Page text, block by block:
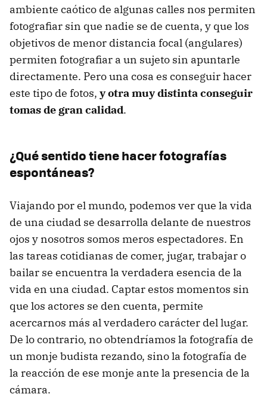
ambiente caótico de algunas calles nos permiten
fotografiar sin que nadie se de cuenta, y que los
objetivos de menor distancia focal (angulares)
permiten fotografiar a un sujeto sin apuntarle
directamente. Pero una cosa es conseguir hacer
este tipo de fotos, y otra muy distinta conseguir
tomas de gran calidad.
¿Qué sentido tiene hacer fotografías
espontáneas?
Viajando por el mundo, podemos ver que la vida
de una ciudad se desarrolla delante de nuestros
ojos y nosotros somos meros espectadores. En
las tareas cotidianas de comer, jugar, trabajar o
bailar se encuentra la verdadera esencia de la
vida en una ciudad. Captar estos momentos sin
que los actores se den cuenta, permite
acercarnos más al verdadero carácter del lugar.
De lo contrario, no obtendríamos la fotografía de
un monje budista rezando, sino la fotografía de
la reacción de ese monje ante la presencia de la
cámara.